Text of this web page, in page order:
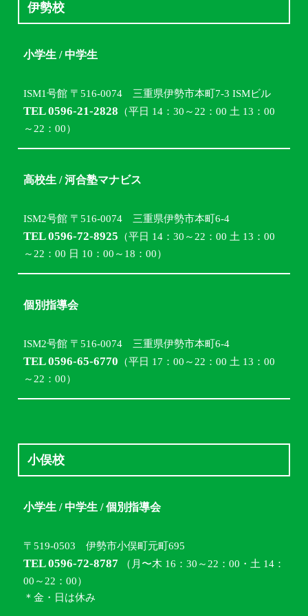
伊勢校
小学生 / 中学生
ISM1号館 〒516-0074 三重県伊勢市本町7-3 ISMビル
TEL 0596-21-2828 （平日 14：30～22：00 土 13：00
～22：00）
高校生 / 河合塾マナビス
ISM2号館 〒516-0074 三重県伊勢市本町6-4
TEL 0596-72-8925 （平日 14：30～22：00 土 13：00
～22：00 日 10：00～18：00）
個別指導会
ISM2号館 〒516-0074 三重県伊勢市本町6-4
TEL 0596-65-6770 （平日 17：00～22：00 土 13：00
～22：00）
小俣校
小学生 / 中学生 / 個別指導会
〒519-0503 伊勢市小俣町元町695
TEL 0596-72-8787 （月〜木 16：30～22：00・土 14：
00～22：00）
＊金・日は休み